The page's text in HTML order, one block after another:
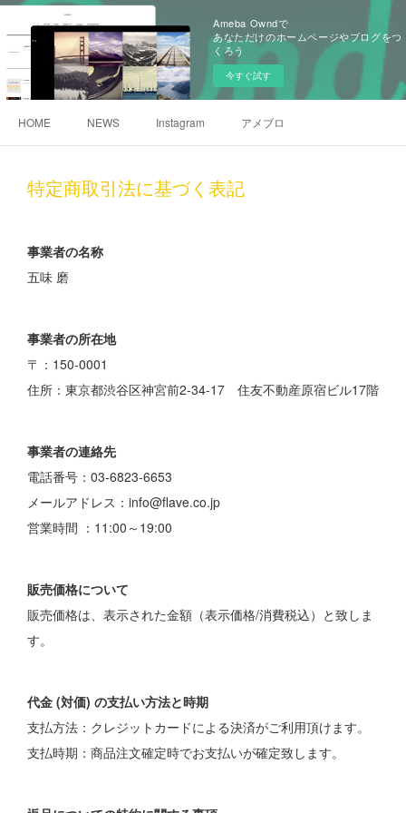
Ameba Owndで
あなただけのホームページやブログをつ
くろう
今すぐ試す
HOME NEWS Instagram アメブロ
特定商取引法に基づく表記
事業者の名称
五味 磨
事業者の所在地
〒：150-0001
住所：東京都渋谷区神宮前2-34-17 住友不動産原宿ビル17階
事業者の連絡先
電話番号：03-6823-6653
メールアドレス：info@flave.co.jp
営業時間 ：11:00～19:00
販売価格について
販売価格は、表示された金額（表示価格/消費税込）と致しま
す。
代金 (対価) の支払い方法と時期
支払方法：クレジットカードによる決済がご利用頂けます。
支払時期：商品注文確定時でお支払いが確定致します。